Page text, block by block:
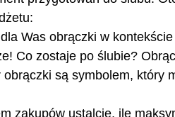
Was obrączki w kontekście
Co zostaje po ślubie?
są symbolem, który
zakupów ustalcie, ile